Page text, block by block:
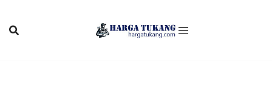
content